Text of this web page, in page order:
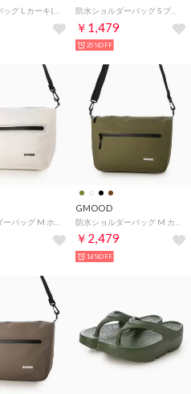
防水ショルダーバッグ S ブラウン(約3.5L) 撥水 軽量 ユニセックス ONESIZE （ブラウン）
￥1,479
25%OFF
GMOOD
￥2,479
16%OFF